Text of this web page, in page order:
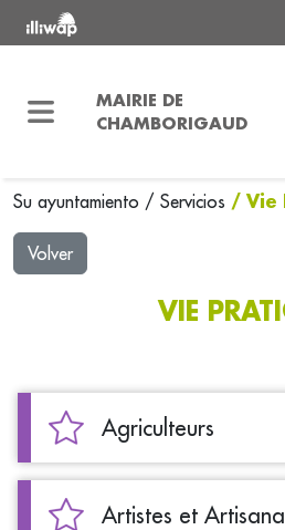
MAIRIE DE
CHAMBORIGAUD
Su ayuntamiento / Servicios / Vie
Volver
VIE
Agriculteurs
Artistes et